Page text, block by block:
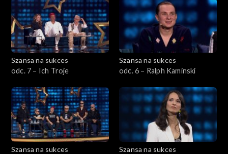
Szansa na sukces
odc. 7 – Ich Troje
Szansa na sukces
odc. 6 – Ralph Kaminski
Szansa na sukces
Szansa na sukces